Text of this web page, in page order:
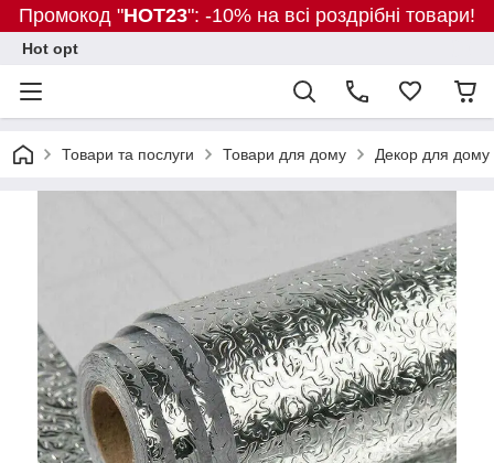
Промокод "HOT23": -10% на всі роздрібні товари!
Hot opt
Товари та послуги Товари для дому Декор для дому